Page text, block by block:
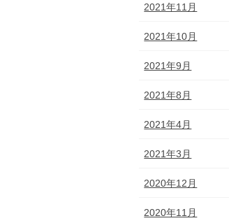
2021年11月
2021年10月
2021年9月
2021年8月
2021年4月
2021年3月
2020年12月
2020年11月